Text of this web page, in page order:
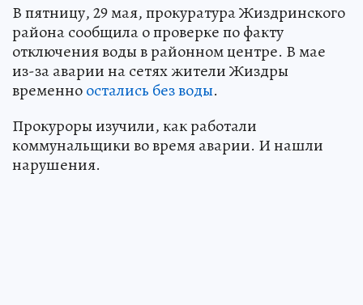
В пятницу, 29 мая, прокуратура Жиздринского
района сообщила о проверке по факту
отключения воды в районном центре. В мае
из-за аварии на сетях жители Жиздры
временноостались без воды.
Прокуроры изучили, как работали
коммунальщики во время аварии. И нашли
нарушения.